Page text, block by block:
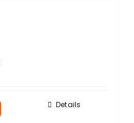
Details